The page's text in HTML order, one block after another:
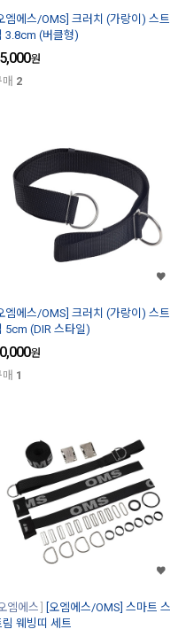
엠에스/OMS] 크러치 (가랑이) 스트
3.8cm (버클형)
원
2
엠에스/OMS] 크러치 (가랑이) 스트
5cm (DIR 스타일)
원
1
엠에스
[오엠에스/OMS] 스마트 스
림 웨빙띠 세트